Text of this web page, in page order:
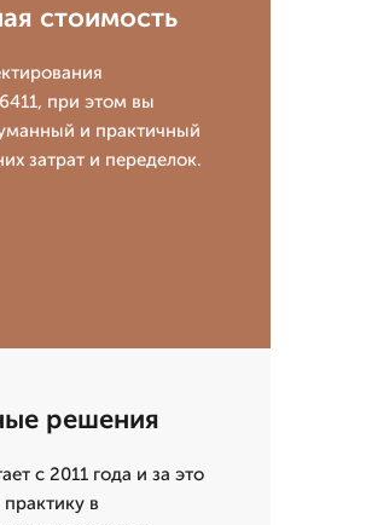
стоимость
при этом вы
и практичный
затрат и переделок.
решения
с 2011 года и за это
в